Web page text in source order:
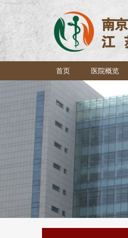
首页 医院概览